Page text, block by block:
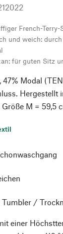
French-Terry-
und weich:
für guten Sitz
47% Modal
Hergestellt
M = 59,5
/
einer